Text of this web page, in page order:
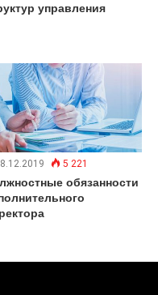
управления
5 221
обязанности